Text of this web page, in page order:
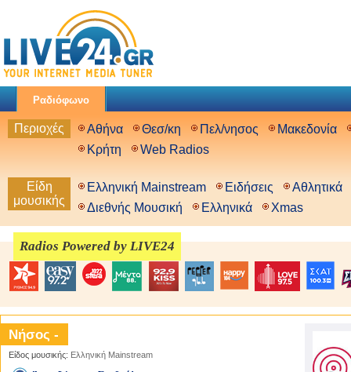
Ραδιόφωνο
Περιοχές Αθήνα Θεσ/κη Πελ/νησος
Μακεδονία
Κρήτη
Web Radios
Είδη
μουσικής
Ελληνική Mainstream Ειδήσεις
Αθλητικά
Διεθνής Μουσική
Ελληνικά Xmas
Radios Powered by LIVE24
Νήσος -
Είδος μουσικής: Ελληνική Mainstream